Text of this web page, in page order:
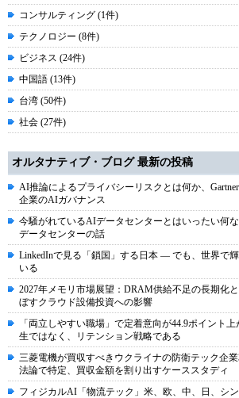
コンサルティング (1件)
テクノロジー (8件)
ビジネス (24件)
中国語 (13件)
台湾 (50件)
社会 (27件)
オルタナティブ・ブログ 最新の投稿
AI推論によるプライバシーリスクとは何か、
企業のAIガバナンス
今騒がれているAIデータセンターとはいったい何
データセンターの話
LinkedInで見る「鎖国」する日本 ― でも、世界で
いる
2027年メモリ市場展望：DRAM供給不足の長期化
ぼすクラウド設備投資への影響
「両立しやすい職場」で定着意向が44.9ポイント
生ではなく、リテンション戦略である
三菱電機が買収すべきウクライナの防衛テック企
法論で特定、買収金額を割り出すケーススタディ
フィジカルAI「物流テック」米、欧、中、日、シ